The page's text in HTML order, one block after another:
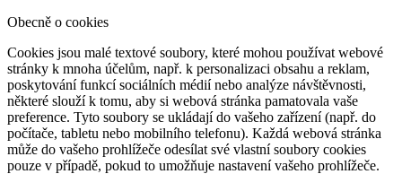
Obecně o cookies
Cookies jsou malé textové soubory, které mohou používat webové
stránky k mnoha účelům, např. k personalizaci obsahu a reklam,
poskytování funkcí sociálních médií nebo analýze návštěvnosti,
některé slouží k tomu, aby si webová stránka pamatovala vaše
preference. Tyto soubory se ukládají do vašeho zařízení (např. do
počítače, tabletu nebo mobilního telefonu). Každá webová stránka
může do vašeho prohlížeče odesílat své vlastní soubory cookies
pouze v případě, pokud to umožňuje nastavení vašeho prohlížeče.